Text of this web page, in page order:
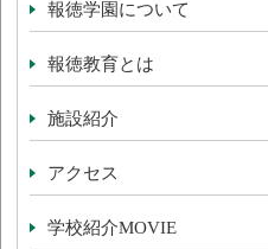
報徳学園について
報徳教育とは
施設紹介
アクセス
学校紹介MOVIE